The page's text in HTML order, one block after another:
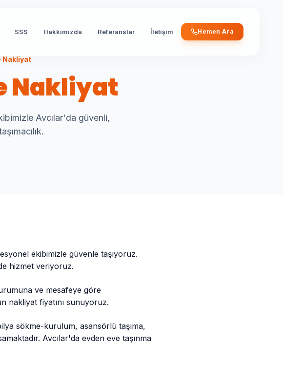
SSS Hakkımızda Referanslar İletişim Hemen Ara
Nakliyat
Nakliyat
Avcılar'da güvenli,
ekibimizle güvenle taşıyoruz.
hizmet veriyoruz.
ve mesafeye göre
nakliyat fiyatını sunuyoruz.
sökme-kurulum, asansörlü taşıma,
Avcılar'da evden eve taşınma